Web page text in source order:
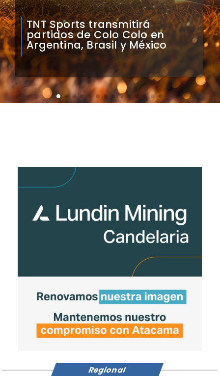
Mauricio Pinilla compara a
Colo Colo con Real Madrid de
Sudamérica
Regional